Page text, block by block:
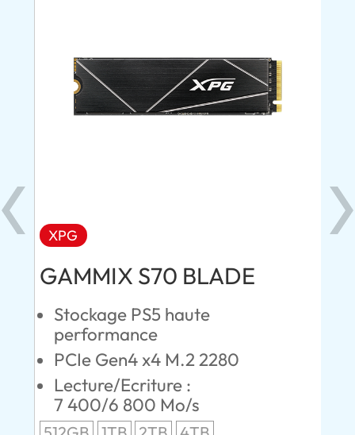
XPG
GAMMIX S70 BLADE
Stockage PS5 haute
performance
PCIe Gen4 x4 M.2 2280
Lecture/Ecriture :
7 400/6 800 Mo/s